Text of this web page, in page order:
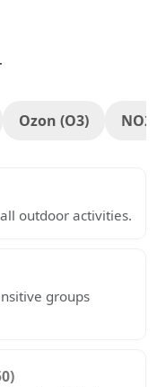
Ozon (O3) NO2
outdoor activities.
groups